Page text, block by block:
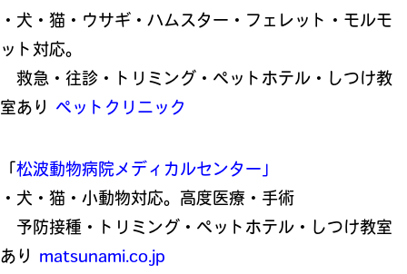
・犬・猫・ウサギ・ハムスター・フェレット・モルモ
ット対応。
救急・往診・トリミング・ペットホテル・しつけ教
室あり ペットクリニック
松波動物病院メディカルセンター」
・犬・猫・小動物対応。高度医療・手術
予防接種・トリミング・ペットホテル・しつけ教室
あり matsunami.co.jp